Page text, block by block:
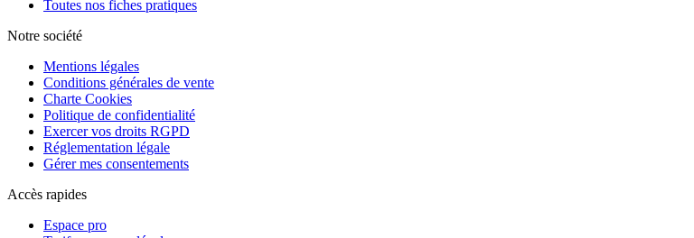
Toutes nos fiches pratiques
Notre société
Mentions légales
Conditions générales de vente
Charte Cookies
Politique de confidentialité
Exercer vos droits RGPD
Réglementation légale
Gérer mes consentements
Accès rapides
Espace pro